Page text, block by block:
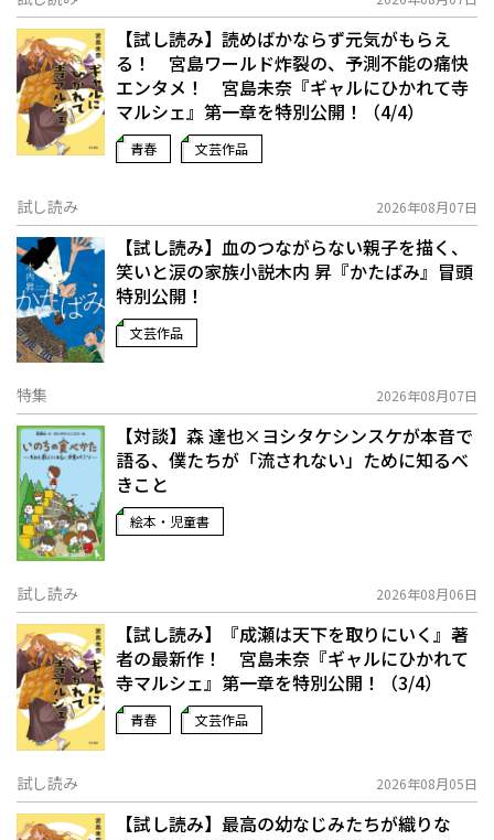
【試し読み】読めばかならず元気がもらえ
る！ 宮島ワールド炸裂の、予測不能の痛快
エンタメ！ 宮島未奈『ギャルにひかれて寺
マルシェ』第一章を特別公開！（4/4）
青春 文芸作品
試し読み 2026年08月07日
【試し読み】血のつながらない親子を描く、
笑いと涙の家族小説――木内 昇『かたばみ』冒頭
特別公開！
文芸作品
特集 2026年08月07日
【対談】森 達也×ヨシタケシンスケが本音で
語る、僕たちが「流されない」ために知るべ
きこと
絵本・児童書
試し読み 2026年08月06日
【試し読み】『成瀬は天下を取りにいく』著
者の最新作！ 宮島未奈『ギャルにひかれて
寺マルシェ』第一章を特別公開！（3/4）
青春 文芸作品
試し読み 2026年08月05日
【試し読み】最高の幼なじみたちが織りな